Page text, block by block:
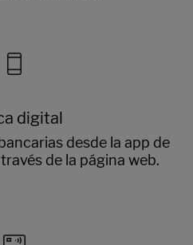
digital
desde la app de
de la página web.